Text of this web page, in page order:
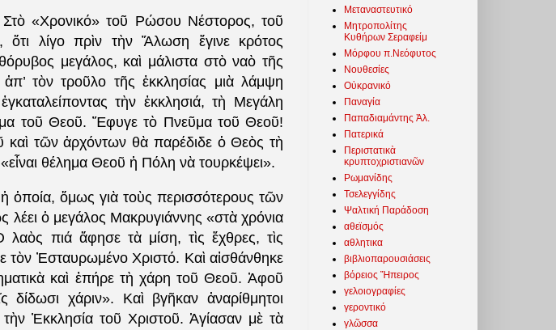
«Χρονικό» τοῦ Ρώσου Νέστορος, τοῦ
ὅτι λίγο πρὶν τὴν Ἅλωση ἔγινε κρότος
μεγάλος, καὶ μάλιστα στὸ ναὸ τῆς
τὸν τροῦλο τῆς ἐκκλησίας μιὰ λάμψη
τὴν ἐκκλησιά, τὴ Μεγάλη
τοῦ Θεοῦ. Ἔφυγε τὸ Πνεῦμα τοῦ Θεοῦ!
καὶ τῶν ἀρχόντων θὰ παρέδιδε ὁ Θεὸς τὴ
θέλημα Θεοῦ ἡ Πόλη νὰ τουρκέψει».
ὅμως γιὰ τοὺς περισσότερους τῶν
λέει ὁ μεγάλος Μακρυγιάννης «στὰ χρόνια
λαὸς πιά ἄφησε τὰ μίση, τὶς ἔχθρες, τὶς
τὸν Ἐσταυρωμένο Χριστό. Καὶ αἰσθάνθηκε
καὶ ἐπήρε τὴ χάρη τοῦ Θεοῦ. Ἀφοῦ
χάριν». Καὶ βγῆκαν ἀναρίθμητοι
Ἐκκλησία τοῦ Χριστοῦ. Ἁγίασαν μὲ τὰ
Μεταναστευτικό
Μητροπολίτης
Κυθήρων Σεραφείμ
Μόρφου π.Νεόφυτος
Νουθεσίες
Οὐκρανικό
Παναγία
Παπαδιαμάντης Ἀλ.
Πατερικά
Περιστατικὰ
κρυπτοχριστιανῶν
Ρωμανίδης
Τσελεγγίδης
Ψαλτική Παράδοση
αθεϊσμός
αθλητικα
βιβλιοπαρουσιάσεις
βόρειος Ἤπειρος
γελοιογραφίες
γεροντικό
γλῶσσα